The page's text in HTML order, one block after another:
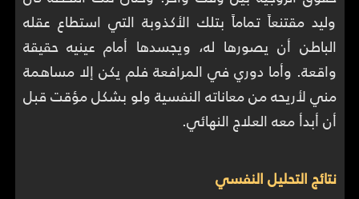
وليد مقتنعاً تماماً بتلك الأكذوبة التي استطاع عقله
الباطن أن يصورها له، ويجسدها أمام عينيه حقيقة
واقعة. وأما دوري في المرافعة فلم يكن إلا مساهمة
مني لأريحه من معاناته النفسية ولو بشكل مؤقت قبل
أن أبدأ معه العلاج النهائي.
نتائج التحليل النفسي